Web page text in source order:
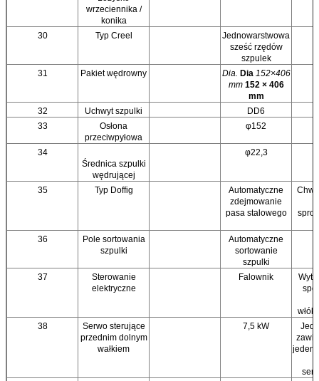
wrzeciennika /
konika
30
Typ Creel
Jednowarstwowa
sześć rzędów
szpulek
31
Pakiet wędrowny Dia. Dia 152×406
mm 152 × 406
mm
32
Uchwyt szpulki
DD6
33
Osłona
przeciwpyłowa
φ152
34
Średnica szpulki
wędrującej
φ22,3
35 Typ Doffig
Automatyczne
zdejmowanie
pasa stalowego
36
Pole sortowania
szpulki
Automatyczne
sortowanie
szpulki
37
Sterowanie
elektryczne
Falownik
38
Serwo sterujące
przednim dolnym
wałkiem
7,5 kW
jeden